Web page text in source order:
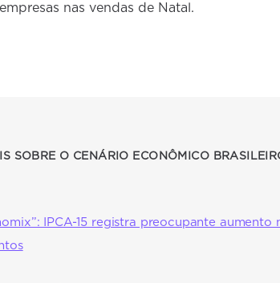
nas vendas de Natal.
SOBRE O CENÁRIO ECONÔMICO
IPCA-15 registra preocupante aumento